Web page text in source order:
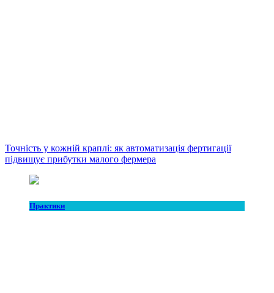
Точність у кожній краплі: як автоматизація фертигації
підвищує прибутки малого фермера
Практики